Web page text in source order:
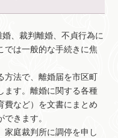
、裁判離婚、不貞行為に
では一般的な手続きに焦
方法で、離婚届を市区町
ます。離婚に関する各種
費など）を文書にまとめ
きます。
家庭裁判所に調停を申し